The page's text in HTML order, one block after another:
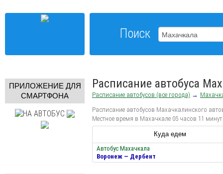
Поиск
ПРИЛОЖЕНИЕ ДЛЯ
СМАРТФОНА
Расписание автобуса
Расписание автобусов (все города) →
Расписание автобусов Махачкалинского
Местное время в Махачкале 05 часов 11
Куда едем
Автобус Махачкала
Воронеж — Дербент